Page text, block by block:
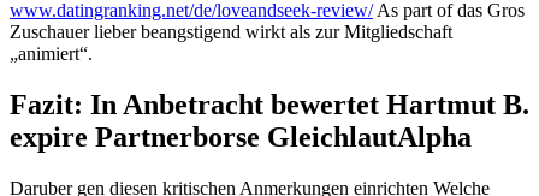
www.datingranking.net/de/loveandseek-review/As part of das Gros
Zuschauer lieber beangstigend wirkt als zur Mitgliedschaft
„animiert“.
Fazit: In Anbetracht bewertet Hartmut B.
expire Partnerborse GleichlautAlpha
Daruber gen diesen kritischen Anmerkungen einrichten Welche